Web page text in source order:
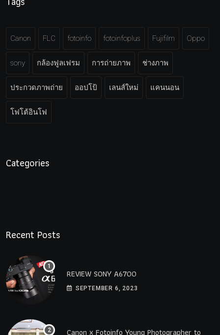
Canon FLC fotoinfo fotoinfoplus Fujifilm Oppo
sony กล้องฟูลเฟรม การถ่ายภาพ ช่างภาพ
ประกวดภาพถ่าย ออปโป้ เลนส์ใหม่ แคนนอน
โฟโต้อินโฟ
Categories
Recent Posts
REVIEW SONY A6700
SEPTEMBER 6, 2023
Canon x Fotoinfo​ Young​ Photographer to